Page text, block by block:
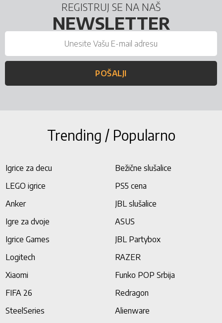
REGISTRUJ SE NA NAŠ
NEWSLETTER
POŠALJI
Trending / Popularno
Igrice za decu
Bežične slušalice
LEGO igrice
PS5 cena
Anker
JBL slušalice
Igre za dvoje
ASUS
Igrice Games
JBL Partybox
Logitech
RAZER
Xiaomi
Funko POP Srbija
FIFA 26
Redragon
SteelSeries
Alienware